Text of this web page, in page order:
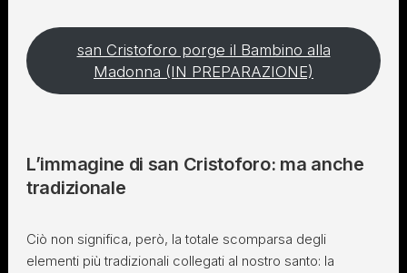
san Cristoforo porge il Bambino alla
Madonna (IN PREPARAZIONE)
L’immagine di san Cristoforo: ma anche
tradizionale
Ciò non significa, però, la totale scomparsa degli
elementi più tradizionali collegati al nostro santo: la